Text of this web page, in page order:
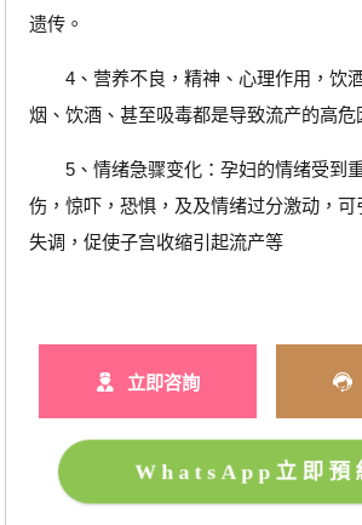
遗传。
4、营养不良，精神、心理作用，饮
烟、饮酒、甚至吸毒都是导致流产的高危
5、情绪急骤变化：孕妇的情绪受到
伤，惊吓，恐惧，及及情绪过分激动，可
失调，促使子宫收缩引起流产等
立即咨詢
WhatsApp立即預